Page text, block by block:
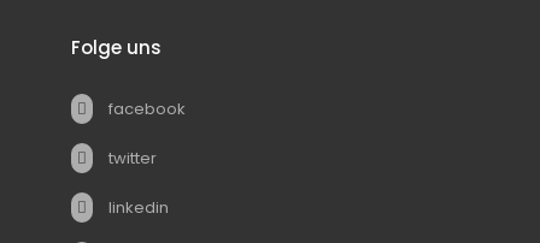
Folge uns
facebook
twitter
linkedin